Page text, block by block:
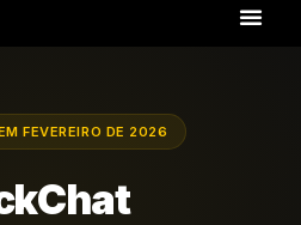
FEVEREIRO DE 2026